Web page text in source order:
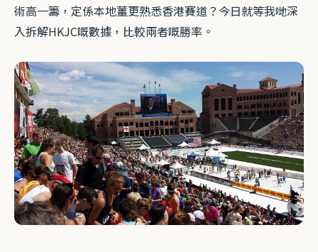
術高一籌，定係本地薑更熟悉香港賽道？今日就等我哋深
入拆解HKJC嘅數據，比較兩者嘅勝率。